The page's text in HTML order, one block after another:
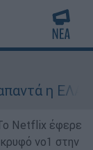
για
Netflix έφερε
νο1 στην